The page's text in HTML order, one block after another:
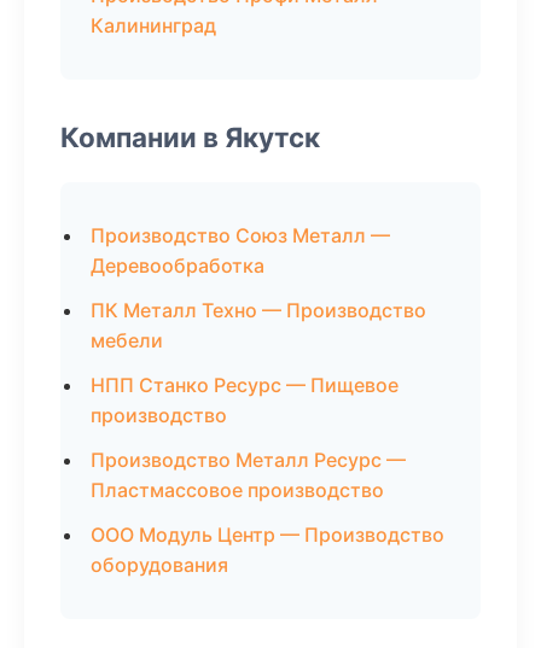
Калининград
Компании в Якутск
Производство Союз Металл —
Деревообработка
ПК Металл Техно — Производство
мебели
НПП Станко Ресурс — Пищевое
производство
Производство Металл Ресурс —
Пластмассовое производство
ООО Модуль Центр — Производство
оборудования